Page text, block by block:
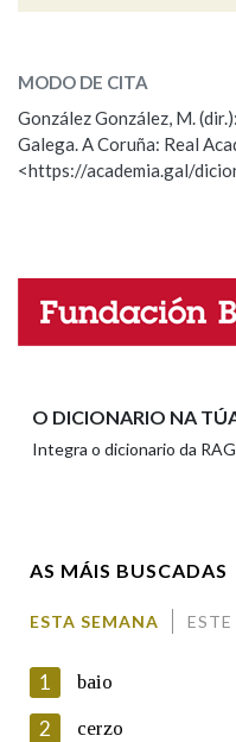
ESCOLLE UNHA
Observación
Propoño mellorar a
Nome
MODO DE CITA
González González, M.
Galega. A Coruña: Real
<https://academia.gal/
O DICIONARIO NA
Integra o dicionario da
AS MÁIS BUSCADAS
ESTA SEMANA ESTE
1 baio
2 cerzo